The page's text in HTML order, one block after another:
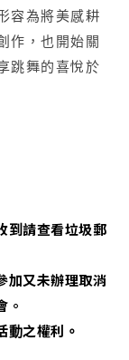
容為將美感耕
作，也開始關
跳舞的喜悅於
到請查看垃圾郵
加又未辦理取消
。
動之權利。